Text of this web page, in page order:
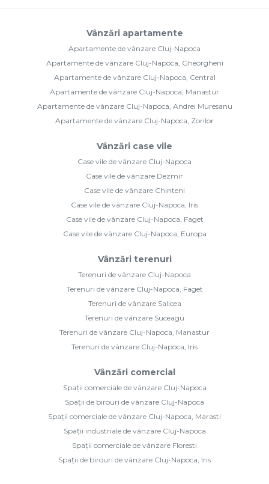
Vânzări apartamente
Apartamente de vânzare Cluj-Napoca
Apartamente de vânzare Cluj-Napoca, Gheorgheni
Apartamente de vânzare Cluj-Napoca, Central
Apartamente de vânzare Cluj-Napoca, Manastur
Apartamente de vânzare Cluj-Napoca, Andrei Muresanu
Apartamente de vânzare Cluj-Napoca, Zorilor
Vânzări case vile
Case vile de vânzare Cluj-Napoca
Case vile de vânzare Dezmir
Case vile de vânzare Chinteni
Case vile de vânzare Cluj-Napoca, Iris
Case vile de vânzare Cluj-Napoca, Faget
Case vile de vânzare Cluj-Napoca, Europa
Vânzări terenuri
Terenuri de vânzare Cluj-Napoca
Terenuri de vânzare Cluj-Napoca, Faget
Terenuri de vânzare Salicea
Terenuri de vânzare Suceagu
Terenuri de vânzare Cluj-Napoca, Manastur
Terenuri de vânzare Cluj-Napoca, Iris
Vânzări comercial
Spații comerciale de vânzare Cluj-Napoca
Spații de birouri de vânzare Cluj-Napoca
Spații comerciale de vânzare Cluj-Napoca, Marasti
Spații industriale de vânzare Cluj-Napoca
Spații comerciale de vânzare Floresti
Spații de birouri de vânzare Cluj-Napoca, Iris